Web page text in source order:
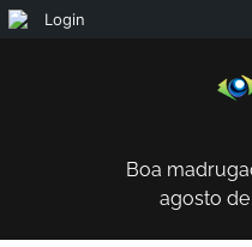
Boa
agosto de
Login